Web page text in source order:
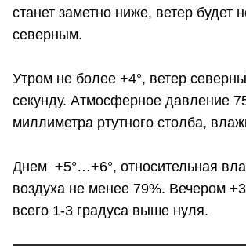
станет заметно ниже, ветер будет
северным.
Утром не более +4°, ветер
секунду. Атмосферное давление
миллиметра ртутного столба,
Днем +5°…+6°, относительная
воздуха не менее 79%. Вечером
всего 1-3 градуса выше нуля.